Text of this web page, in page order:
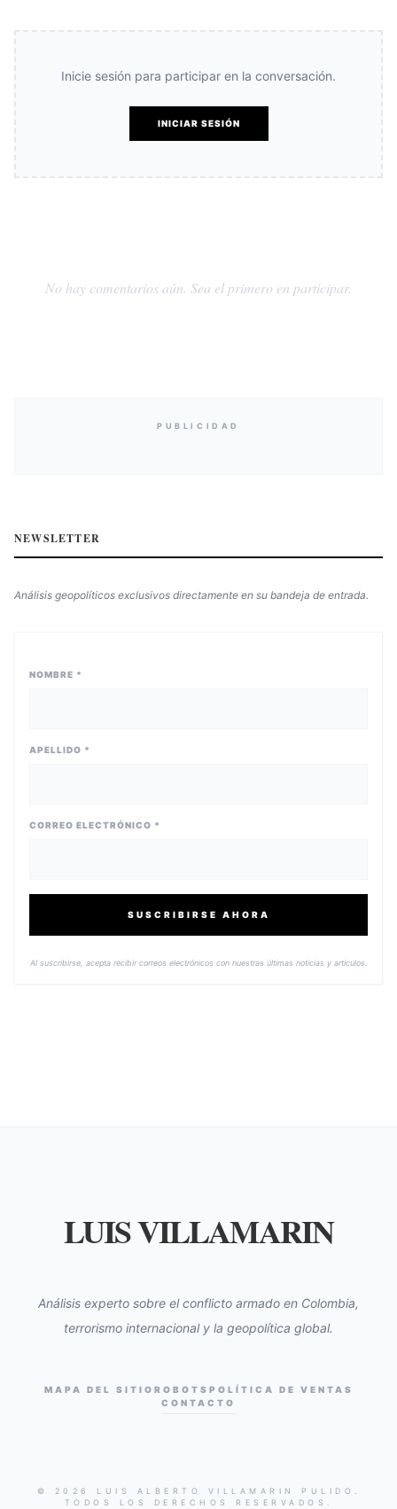
Inicie sesión para participar en la conversación.
INICIAR SESIÓN
No hay comentarios aún. Sea el primero en participar.
PUBLICIDAD
NEWSLETTER
Análisis geopolíticos exclusivos directamente en su bandeja de entrada.
NOMBRE *
APELLIDO *
CORREO ELECTRÓNICO *
SUSCRIBIRSE AHORA
Al suscribirse, acepta recibir correos electrónicos con nuestras últimas noticias y artículos.
LUIS VILLAMARIN
Análisis experto sobre el conflicto armado en Colombia,
terrorismo internacional y la geopolítica global.
MAPA DEL SITIO ROBOTS POLÍTICA DE VENTAS
CONTACTO
© 2026 LUIS ALBERTO VILLAMARIN PULIDO.
TODOS LOS DERECHOS RESERVADOS.